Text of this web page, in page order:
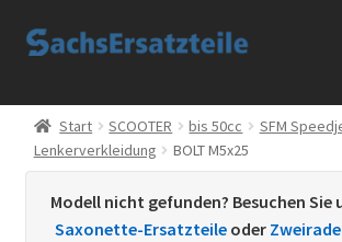
Zur
Zum
Start
AGB
Datenschutzerklärung
Start SCOOTER bis 50cc
SFM
Lenkerverkleidung
BOLT M5x25
Modell nicht gefunden? Besuchen Sie
Saxonette-Ersatzteile oder